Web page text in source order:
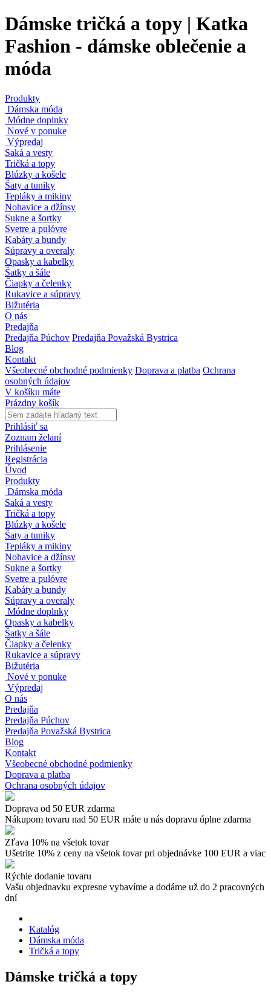
Dámske tričká a topy | Katka
Fashion - dámske oblečenie a
móda
Produkty
Dámska móda
Módne doplnky
Nové v ponuke
Výpredaj
Saká a vesty
Tričká a topy
Blúzky a košele
Šaty a tuniky
Tepláky a mikiny
Nohavice a džínsy
Sukne a šortky
Svetre a pulóvre
Kabáty a bundy
Súpravy a overaly
Opasky a kabelky
Šatky a šále
Čiapky a čelenky
Rukavice a súpravy
Bižutéria
O nás
Predajňa
Predajňa Púchov Predajňa Považská Bystrica
Blog
Kontakt
Všeobecné obchodné podmienky Doprava a platba Ochrana
osobných údajov
V košíku máte
Prázdny košík
Prihlásiť sa
Zoznam želaní
Prihlásenie
Registrácia
Úvod
Produkty
Dámska móda
Saká a vesty
Tričká a topy
Blúzky a košele
Šaty a tuniky
Tepláky a mikiny
Nohavice a džínsy
Sukne a šortky
Svetre a pulóvre
Kabáty a bundy
Súpravy a overaly
Módne doplnky
Opasky a kabelky
Šatky a šále
Čiapky a čelenky
Rukavice a súpravy
Bižutéria
Nové v ponuke
Výpredaj
O nás
Predajňa
Predajňa Púchov
Predajňa Považská Bystrica
Blog
Kontakt
Všeobecné obchodné podmienky
Doprava a platba
Ochrana osobných údajov
Doprava od 50 EUR zdarma
Nákupom tovaru nad 50 EUR máte u nás dopravu úplne zdarma
Zľava 10% na všetok tovar
Ušetrite 10% z ceny na všetok tovar pri objednávke 100 EUR a viac
Rýchle dodanie tovaru
Vašu objednavku expresne vybavíme a dodáme už do 2 pracovných
dní
Katalóg
Dámska móda
Tričká a topy
Dámske tričká a topy